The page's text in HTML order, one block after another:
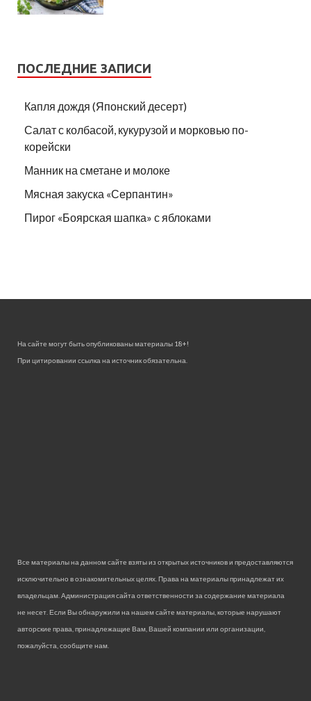
ПОСЛЕДНИЕ ЗАПИСИ
Капля дождя (Японский десерт)
Салат с колбасой, кукурузой и морковью по-
корейски
Манник на сметане и молоке
Мясная закуска «Серпантин»
Пирог «Боярская шапка» с яблоками
На сайте могут быть опубликованы материалы 18+!
При цитировании ссылка на источник обязательна.
Все материалы на данном сайте взяты из открытых источников и предоставляются
исключительно в ознакомительных целях. Права на материалы принадлежат их
владельцам. Администрация сайта ответственности за содержание материала
не несет. Если Вы обнаружили на нашем сайте материалы, которые нарушают
авторские права, принадлежащие Вам, Вашей компании или организации,
пожалуйста, сообщите нам.